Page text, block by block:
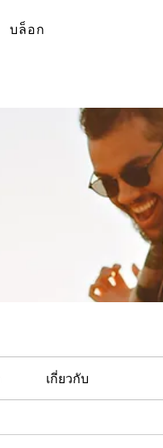
บล็อก
เกี่ยวกับ